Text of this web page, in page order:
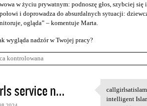
w życiu prywatnym: podnoszę głos, szybciej się
i doprowadza do absurdalnych sytuacji:
ogląda” – komentuje Marta.
wygląda nadzór w Twojej pracy?
kontrolowana
service n...
intelligent